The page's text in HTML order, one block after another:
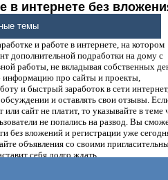
в интернете без
денег.
и работе в интернете, на котором
дополнительной подработки на дому с
работы, не вкладывая собственных
про сайты и проекты,
и быстрый заработок в сети
и оставлять свои отзывы.
сайт не платит, то указывайте в теме
не попались на развод. Вы
без вложений и регистрации уже
объявления со своими
себя долго ждать.
темы